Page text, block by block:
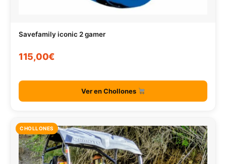
Savefamily iconic 2 gamer
115,00€
Ver en Chollones
CHOLLONES